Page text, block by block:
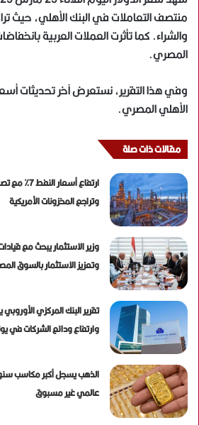
منتصف التعاملات في البنك الأهلي، حيث
والشراء. كما تأثرت العملات العربية
المصري.
وفي هذا التقرير، نستعرض آخر تحديثات
الأهلي المصري.
مقالات ذات صلة
ارتفاع
وتراجع المخزونات الأمريكية
وزير الاستثمار يبحث مع
وتعزيز الاستثمار بالسوق
تقرير البنك المركزي
وارتفاع ودائع الشركات في
عالمي غير مسبوق